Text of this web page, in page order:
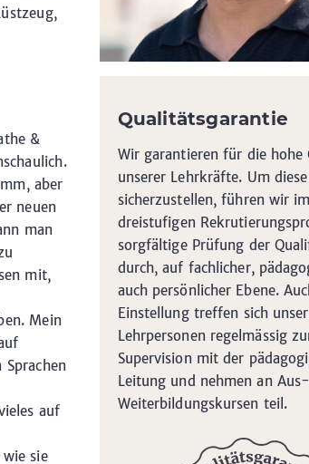
&
aber
neuen
man
mit,
Mein
auf
sie
Qualitätsgarantie
Wir garantieren für die hohe
unserer Lehrkräfte. Um diese
sicherzustellen, führen wir im
dreistufigen
sorgfältige Prüfung der
durch, auf fachlicher,
auch persönlicher Ebene.
Einstellung treffen sich
Lehrpersonen regelmässig
Supervision mit der
Leitung und nehmen an
Weiterbildungskursen teil.